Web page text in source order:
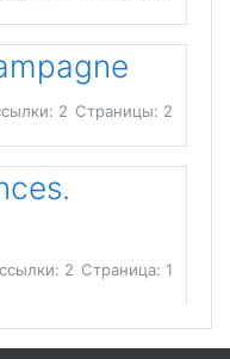
2 Страницы: 2
2 Страница: 1